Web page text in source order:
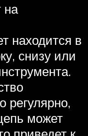
на
находится в
снизу или
регулярно,
может